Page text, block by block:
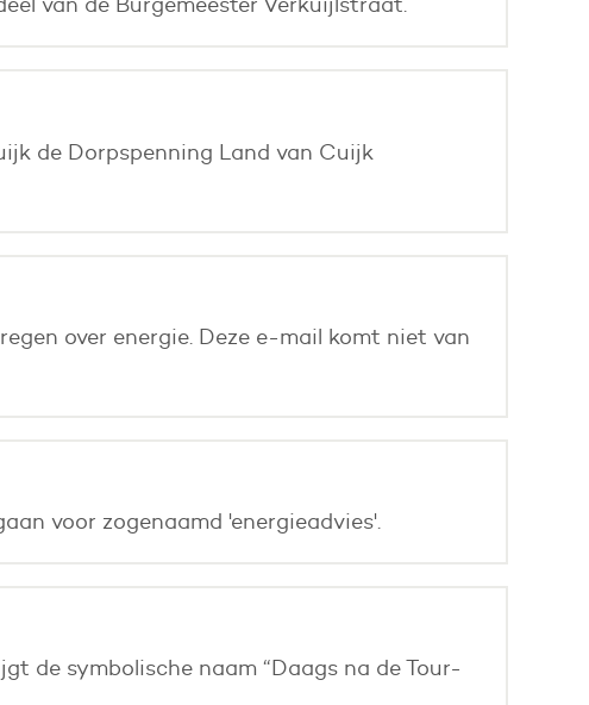
van de Burgemeester Verkuijlstraat.
de Dorpspenning Land van Cuijk
over energie. Deze e-mail komt niet van
voor zogenaamd 'energieadvies'.
de symbolische naam “Daags na de Tour-